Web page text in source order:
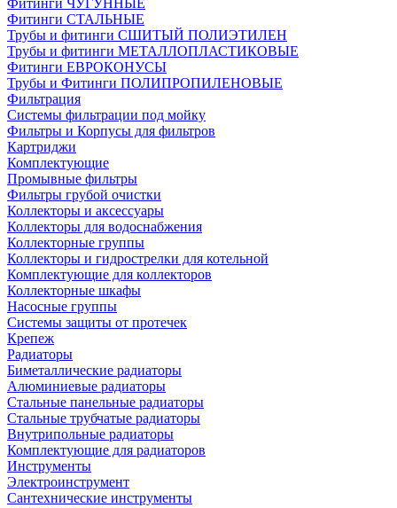
Фитинги ЧУГУННЫЕ
Фитинги СТАЛЬНЫЕ
Трубы и фитинги СШИТЫЙ ПОЛИЭТИЛЕН
Трубы и фитинги МЕТАЛЛОПЛАСТИКОВЫЕ
Фитинги ЕВРОКОНУСЫ
Трубы и Фитинги ПОЛИПРОПИЛЕНОВЫЕ
Фильтрация
Системы фильтрации под мойку
Фильтры и Корпусы для фильтров
Картриджи
Комплектующие
Промывные фильтры
Фильтры грубой очистки
Коллекторы и аксессуары
Коллекторы для водоснабжения
Коллекторные группы
Коллекторы и гидрострелки для котельной
Комплектующие для коллекторов
Коллекторные шкафы
Насосные группы
Системы защиты от протечек
Крепеж
Радиаторы
Биметаллические радиаторы
Алюминиевые радиаторы
Стальные панельные радиаторы
Стальные трубчатые радиаторы
Внутрипольные радиаторы
Комплектующие для радиаторов
Инструменты
Электроинструмент
Сантехнические инструменты